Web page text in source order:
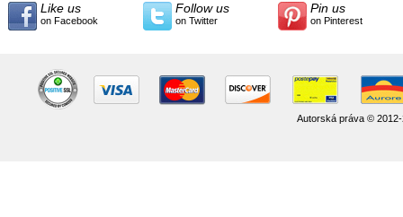
Like us
on Facebook
Follow us
on Twitter
Pin us
on Pinterest
Autorská práva ©